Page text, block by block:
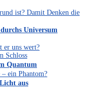
ist? Damit Denken die
Universum
er uns wert?
Schloss
Quantum
ein Phantom?
aus